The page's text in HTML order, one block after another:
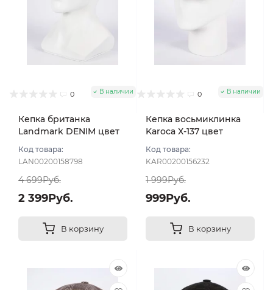
0 В наличии
Кепка британка
Landmark DENIM цвет
Код товара:
LAN00200158798
4 699Руб.
2 399Руб.
В корзину
0 В наличии
Кепка восьмиклинка
Karoca Х-137 цвет
Код товара:
KAR00200156232
1 999Руб.
999Руб.
В корзину